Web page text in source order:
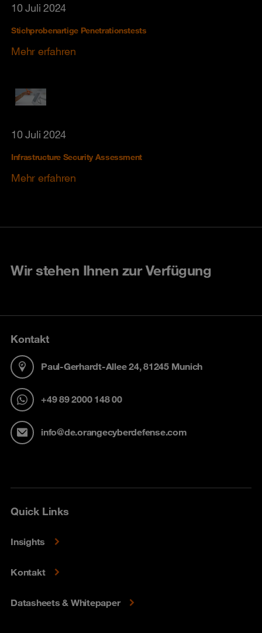
10 Juli 2024
Stichprobenartige Penetrationstests
Mehr erfahren
10 Juli 2024
Infrastructure Security Assessment
Mehr erfahren
Wir stehen Ihnen zur Verfügung
Kontakt
Paul-Gerhardt-Allee 24, 81245 Munich
+49 89 2000 148 00
info@de.orangecyberdefense.com
Quick Links
Insights
Kontakt
Datasheets & Whitepaper